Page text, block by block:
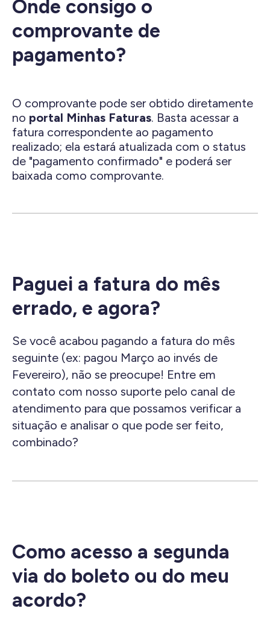
Onde consigo o
comprovante de
pagamento?
O comprovante pode ser obtido diretamente
no portal Minhas Faturas. Basta acessar a
fatura correspondente ao pagamento
realizado; ela estará atualizada com o status
de "pagamento confirmado" e poderá ser
baixada como comprovante.
Paguei a fatura do mês
errado, e agora?
Se você acabou pagando a fatura do mês
seguinte (ex: pagou Março ao invés de
Fevereiro), não se preocupe! Entre em
contato com nosso suporte pelo canal de
atendimento para que possamos verificar a
situação e analisar o que pode ser feito,
combinado?
Como acesso a segunda
via do boleto ou do meu
acordo?